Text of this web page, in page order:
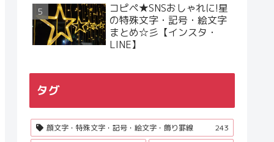
コピペ★SNSおしゃれに!星
の特殊文字・記号・絵文字
まとめ☆彡【インスタ・
LINE】
タグ
顔文字・特殊文字・記号・絵文字・飾り罫線
243